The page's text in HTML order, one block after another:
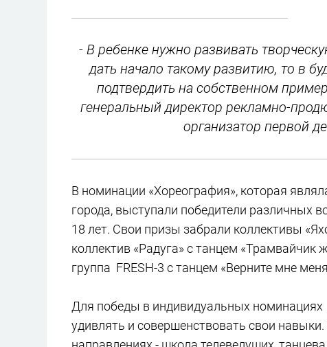
- В ребенке нужно развивать
дать начало такому развитию, то в
подтвердить на собственном
генеральный директор рекламно-
организатор первой
В номинации «Хореография», которая
города, выступали победители различных
18 лет. Свои призы забрали коллективы
коллектив «Радуга» с танцем «Трамвайчик
группа FRESH-3 с танцем «Верните мне
Для победы в индивидуальных
удивлять и совершенствовать свои